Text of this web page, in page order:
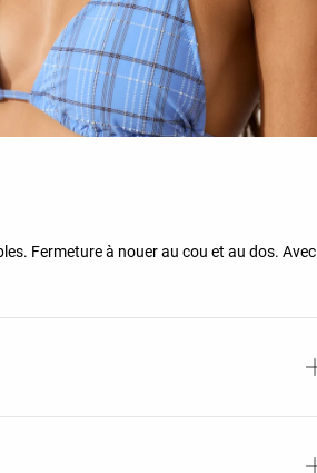
Fermeture à nouer au cou et au dos. Avec